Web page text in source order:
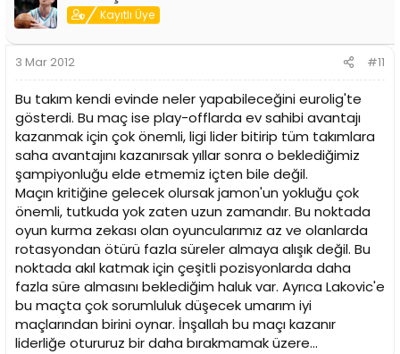
Kayıtlı Üye
3 Mar 2012 #11
Bu takım kendi evinde neler yapabileceğini eurolig'te
gösterdi. Bu maç ise play-offlarda ev sahibi avantajı
kazanmak için çok önemli, ligi lider bitirip tüm takımlara
saha avantajını kazanırsak yıllar sonra o beklediğimiz
şampiyonluğu elde etmemiz içten bile değil.
Maçın kritiğine gelecek olursak jamon'un yokluğu çok
önemli, tutkuda yok zaten uzun zamandır. Bu noktada
oyun kurma zekası olan oyuncularımız az ve olanlarda
rotasyondan ötürü fazla süreler almaya alışık değil. Bu
noktada akıl katmak için çeşitli pozisyonlarda daha
fazla süre almasını beklediğim haluk var. Ayrıca Lakovic'e
bu maçta çok sorumluluk düşecek umarım iyi
maçlarından birini oynar. İnşallah bu maçı kazanır
liderliğe otururuz bir daha bırakmamak üzere...